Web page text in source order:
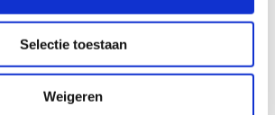
Selectie toestaan
Weigeren
uw juridische oplossingen
beste oplossing voor uw situatie